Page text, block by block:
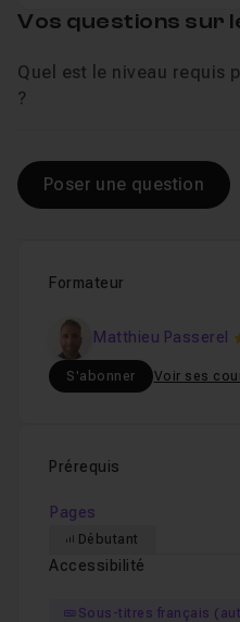
Chapitre 12 : Les
Formateur
Matthieu Passerel
S'abonner Voir ses
Prérequis
Pages
Débutant
Accessibilité
Sous-titres français
Vos questions sur
Quel est le niveau requis
?
Poser une question